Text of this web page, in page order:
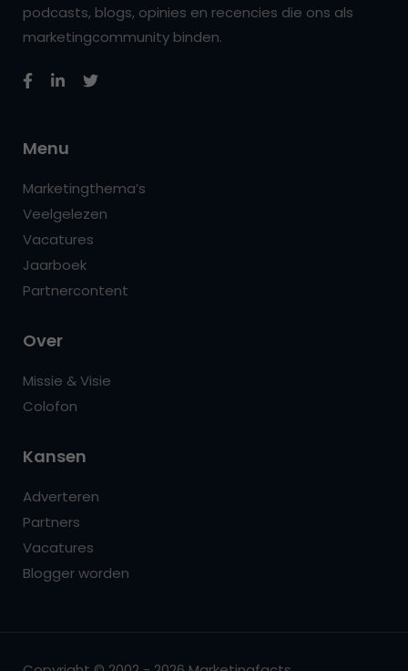
podcasts, blogs, opinies en recencies die ons als
marketingcommunity binden.
Menu
Marketingthema’s
Veelgelezen
Vacatures
Jaarboek
Partnercontent
Over
Missie & Visie
Colofon
Kansen
Adverteren
Partners
Vacatures
Blogger worden